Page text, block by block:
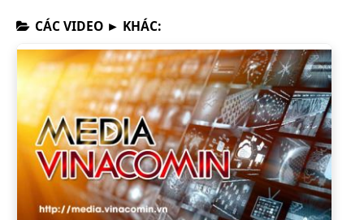
CÁC VIDEO ► KHÁC: